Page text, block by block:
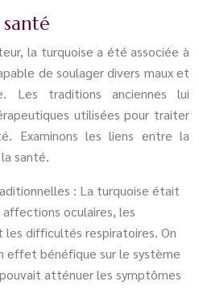
la turquoise a été associée à
de soulager divers maux et
Les traditions anciennes lui
utilisées pour traiter
Examinons les liens entre la
santé.
: La turquoise était
oculaires, les
difficultés respiratoires. On
effet bénéfique sur le système
atténuer les symptômes